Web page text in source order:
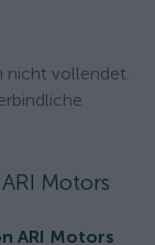
nicht vollendet.
Motors
ARI Motors